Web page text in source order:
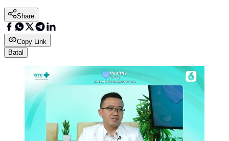
Share
Copy Link
Batal